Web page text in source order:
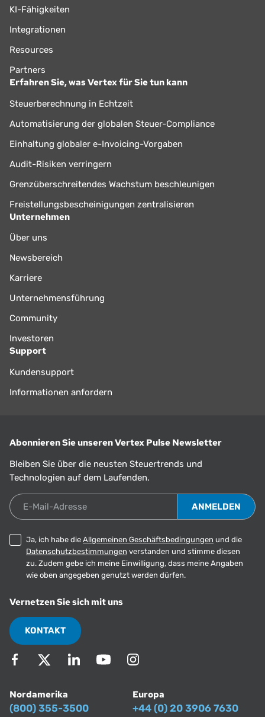
KI-Fähigkeiten
Integrationen
Resources
Partners
Erfahren Sie, was Vertex für Sie tun kann
Steuerberechnung in Echtzeit
Automatisierung der globalen Steuer-Compliance
Einhaltung globaler e-Invoicing-Vorgaben
Audit-Risiken verringern
Grenzüberschreitendes Wachstum beschleunigen
Freistellungsbescheinigungen zentralisieren
Unternehmen
Über uns
Newsbereich
Karriere
Unternehmensführung
Community
Investoren
Support
Kundensupport
Informationen anfordern
Abonnieren Sie unseren Vertex Pulse Newsletter
Bleiben Sie über die neusten Steuertrends und
Technologien auf dem Laufenden.
E-Mail-Adresse
Ja, ich habe die Allgemeinen Geschäftsbedingungen und die
Datenschutzbestimmungen verstanden und stimme diesen
zu. Zudem gebe ich meine Einwilligung, dass meine Angaben
wie oben angegeben genutzt werden dürfen.
Vernetzen Sie sich mit uns
KONTAKT
Nordamerika
(800) 355-3500
Europa
+44 (0) 20 3906 7630